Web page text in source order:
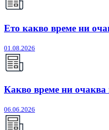
Ето какво време ни
01.08.2026
Какво време ни очаква
06.06.2026